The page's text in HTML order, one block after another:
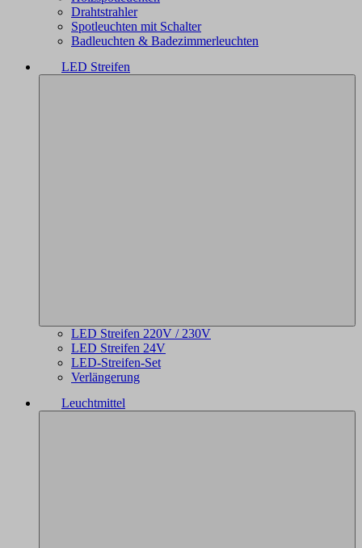
Drahtstrahler
Spotleuchten mit Schalter
Badleuchten & Badezimmerleuchten
LED Streifen
LED Streifen 220V / 230V
LED Streifen 24V
LED-Streifen-Set
Verlängerung
Leuchtmittel